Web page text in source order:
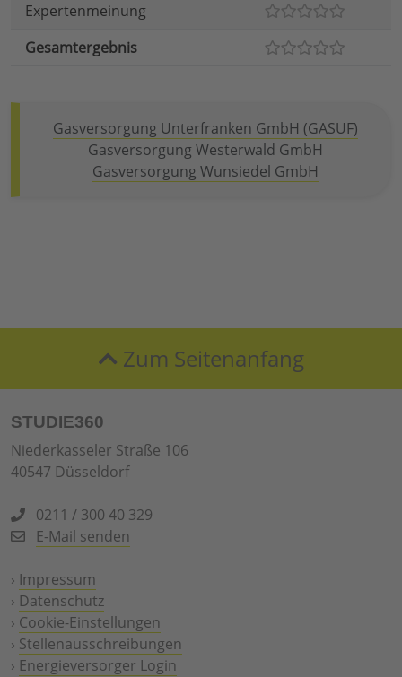
Expertenmeinung
Gesamtergebnis
Gasversorgung Unterfranken GmbH (GASUF)
Gasversorgung Westerwald GmbH
Gasversorgung Wunsiedel GmbH
Zum Seitenanfang
STUDIE360
Niederkasseler Straße 106
40547 Düsseldorf
0211 / 300 40 329
E-Mail senden
› Impressum
› Datenschutz
› Cookie-Einstellungen
› Stellenausschreibungen
› Energieversorger Login